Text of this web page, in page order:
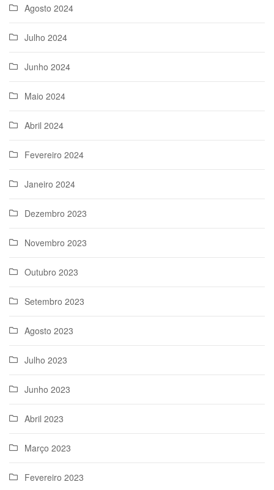
Agosto 2024
Julho 2024
Junho 2024
Maio 2024
Abril 2024
Fevereiro 2024
Janeiro 2024
Dezembro 2023
Novembro 2023
Outubro 2023
Setembro 2023
Agosto 2023
Julho 2023
Junho 2023
Abril 2023
Março 2023
Fevereiro 2023